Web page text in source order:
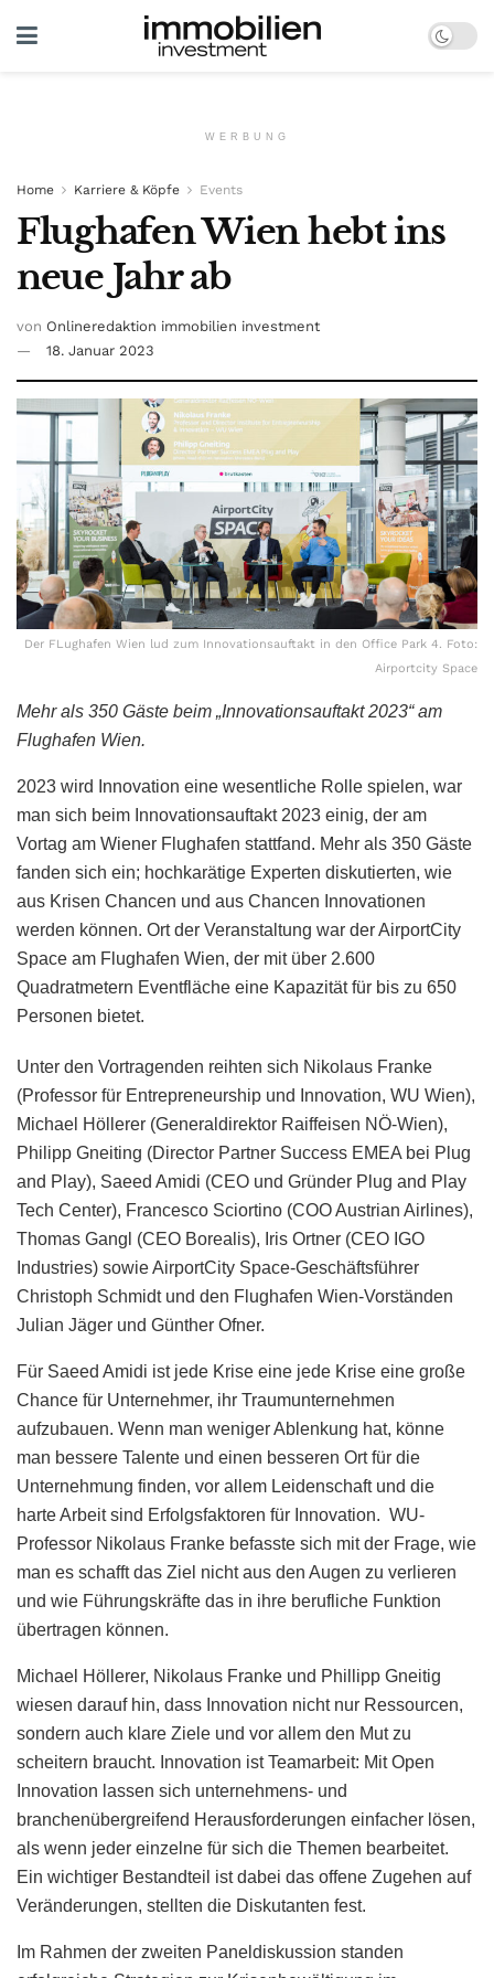
WERBUNG
Home Karriere & Köpfe Events
Flughafen Wien hebt ins
neue Jahr ab
von Onlineredaktion immobilien investment
18. Januar 2023
Der FLughafen Wien lud zum Innovationsauftakt in den Office Park 4. Foto:
Airportcity Space
Mehr als 350 Gäste beim „Innovationsauftakt 2023“ am
Flughafen Wien.
2023 wird Innovation eine wesentliche Rolle spielen, war
man sich beim Innovationsauftakt 2023 einig, der am
Vortag am Wiener Flughafen stattfand. Mehr als 350 Gäste
fanden sich ein; hochkarätige Experten diskutierten, wie
aus Krisen Chancen und aus Chancen Innovationen
werden können. Ort der Veranstaltung war der AirportCity
Space am Flughafen Wien, der mit über 2.600
Quadratmetern Eventfläche eine Kapazität für bis zu 650
Personen bietet.
Unter den Vortragenden reihten sich Nikolaus Franke
(Professor für Entrepreneurship und Innovation, WU Wien),
Michael Höllerer (Generaldirektor Raiffeisen NÖ-Wien),
Philipp Gneiting (Director Partner Success EMEA bei Plug
and Play), Saeed Amidi (CEO und Gründer Plug and Play
Tech Center), Francesco Sciortino (COO Austrian Airlines),
Thomas Gangl (CEO Borealis), Iris Ortner (CEO IGO
Industries) sowie AirportCity Space-Geschäftsführer
Christoph Schmidt und den Flughafen Wien-Vorständen
Julian Jäger und Günther Ofner.
Für Saeed Amidi ist jede Krise eine jede Krise eine große
Chance für Unternehmer, ihr Traumunternehmen
aufzubauen. Wenn man weniger Ablenkung hat, könne
man bessere Talente und einen besseren Ort für die
Unternehmung finden, vor allem Leidenschaft und die
harte Arbeit sind Erfolgsfaktoren für Innovation. WU-
Professor Nikolaus Franke befasste sich mit der Frage, wie
man es schafft das Ziel nicht aus den Augen zu verlieren
und wie Führungskräfte das in ihre berufliche Funktion
übertragen können.
Michael Höllerer, Nikolaus Franke und Phillipp Gneitig
wiesen darauf hin, dass Innovation nicht nur Ressourcen,
sondern auch klare Ziele und vor allem den Mut zu
scheitern braucht. Innovation ist Teamarbeit: Mit Open
Innovation lassen sich unternehmens- und
branchenübergreifend Herausforderungen einfacher lösen,
als wenn jeder einzelne für sich die Themen bearbeitet.
Ein wichtiger Bestandteil ist dabei das offene Zugehen auf
Veränderungen, stellten die Diskutanten fest.
Im Rahmen der zweiten Paneldiskussion standen